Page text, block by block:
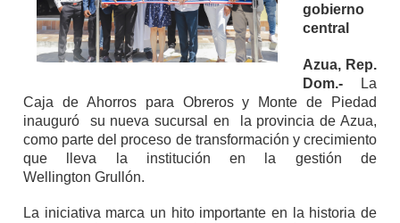
gobierno
central
Azua, Rep.
Dom.- La
Caja de Ahorros para Obreros y Monte de Piedad
inauguró su nueva sucursal en la provincia de Azua,
como parte del proceso de transformación y crecimiento
que lleva la institución en la gestión de
Wellington Grullón.
La iniciativa marca un hito importante en la historia de